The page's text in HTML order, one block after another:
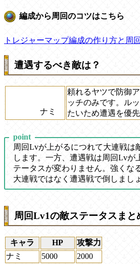
編成から周回のコツはこちら
トレジャーマップ編成の作り方と周
遭遇するべき敵は？
ナミ
頼れるヤツで防御
ッチのみです。ル
たいため遭遇を優
point
周回Lvが上がるにつれて大連戦は
します。一方、遭遇戦は周回Lvが
テータスが変わりません。強くな
大連戦ではなく遭遇戦で倒しまし
周回Lv1の敵ステータスまと
キャラ HP
攻撃力
ナミ
5000
2000